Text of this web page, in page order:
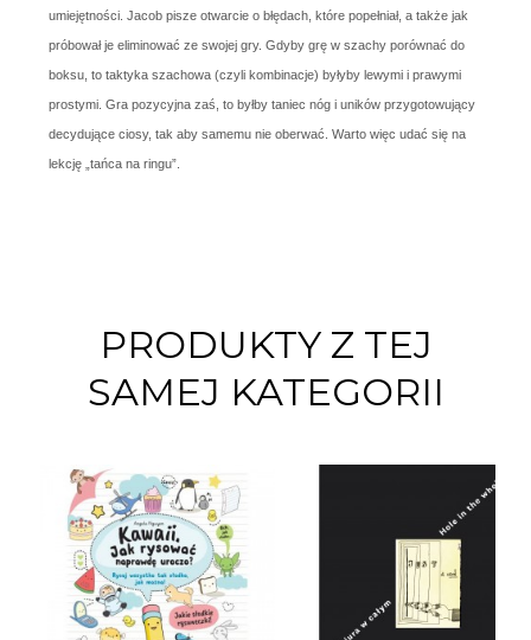
umiejętności. Jacob pisze otwarcie o błędach, które popełniał, a także jak
próbował je eliminować ze swojej gry. Gdyby grę w szachy porównać do
boksu, to taktyka szachowa (czyli kombinacje) byłyby lewymi i prawymi
prostymi. Gra pozycyjna zaś, to byłby taniec nóg i uników przygotowujący
decydujące ciosy, tak aby samemu nie oberwać. Warto więc udać się na
lekcję „tańca na ringu”.
PRODUKTY Z TEJ
SAMEJ KATEGORII